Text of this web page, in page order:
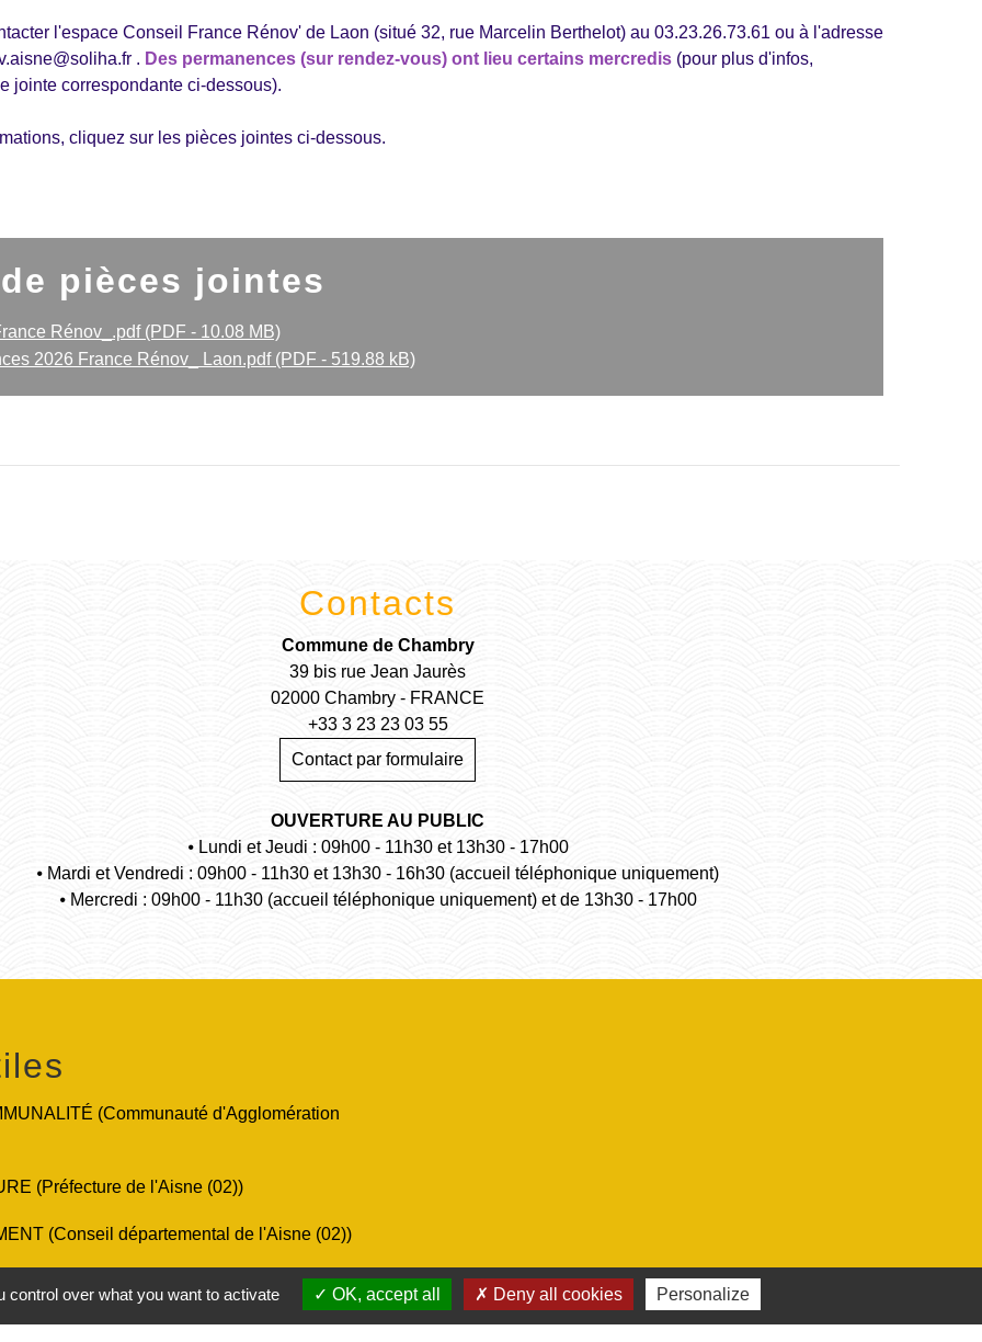
l'espace Conseil France Rénov' de Laon (situé 32, rue Marcelin Berthelot) au 03.23.26.73.61 ou à l'adresse
. Des permanences (sur rendez-vous) ont lieu certains mercredis(pour plus d'infos,
jointe correspondante ci-dessous).
cliquez sur les pièces jointes ci-dessous.
pièces jointes
Rénov_.pdf (PDF - 10.08 MB)
2026 France Rénov_ Laon.pdf (PDF - 519.88 kB)
Contacts
Commune de Chambry
39 bis rue Jean Jaurès
02000 Chambry - FRANCE
+33 3 23 23 03 55
Contact par formulaire
OUVERTURE AU PUBLIC
⦁ Lundi et Jeudi : 09h00 - 11h30 et 13h30 - 17h00
⦁ Mardi et Vendredi : 09h00 - 11h30 et 13h30 - 16h30 (accueil téléphonique uniquement)
⦁ Mercredi : 09h00 - 11h30 (accueil téléphonique uniquement) et de 13h30 - 17h00
(Communauté d'Agglomération
(Préfecture de l'Aisne (02))
(Conseil départemental de l'Aisne (02))
(Le site officiel de l'administration
over what you want to activate OK, accept all Deny all cookies Personalize